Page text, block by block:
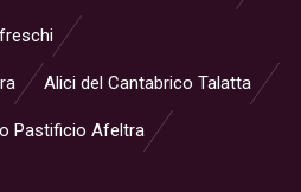
Alici del Cantabrico Talatta
Pastificio Afeltra